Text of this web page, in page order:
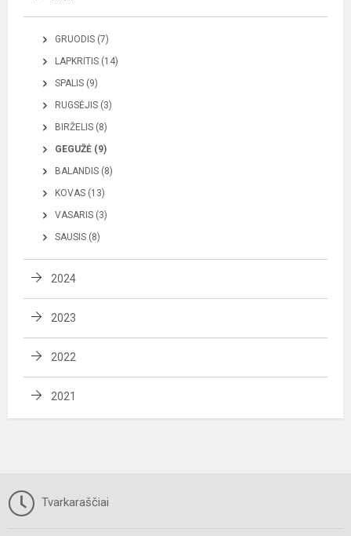
GRUODIS (7)
LAPKRITIS (14)
SPALIS (9)
RUGSĖJIS (3)
BIRŽELIS (8)
GEGUŽĖ (9)
BALANDIS (8)
KOVAS (13)
VASARIS (3)
SAUSIS (8)
2024
2023
2022
2021
Tvarkaraščiai